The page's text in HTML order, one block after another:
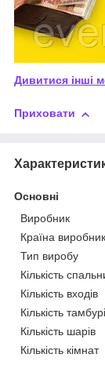
Дивитися інші
Приховати
Основні
Виробник
Країна виробник
Тип виробу
Кількість
Кількість входів
Кількість
Кількість шарів
Кількість кімнат